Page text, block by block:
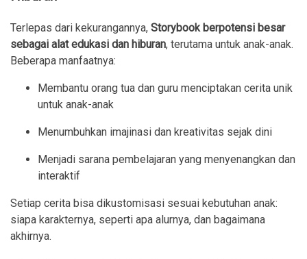
Terlepas dari kekurangannya, Storybook berpotensi besar
sebagai alat edukasi dan hiburan, terutama untuk anak-anak.
Beberapa manfaatnya:
Membantu orang tua dan guru menciptakan cerita unik
untuk anak-anak
Menumbuhkan imajinasi dan kreativitas sejak dini
Menjadi sarana pembelajaran yang menyenangkan dan
interaktif
Setiap cerita bisa dikustomisasi sesuai kebutuhan anak:
siapa karakternya, seperti apa alurnya, dan bagaimana
akhirnya.